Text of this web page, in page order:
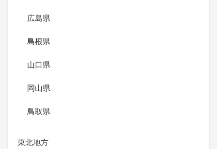
広島県
島根県
山口県
岡山県
鳥取県
東北地方